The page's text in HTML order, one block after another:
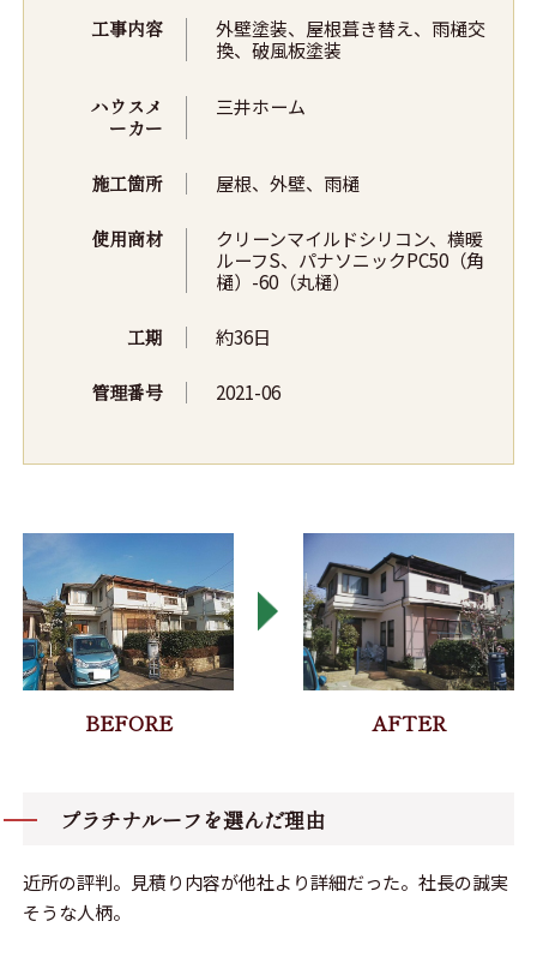
工事内容
外壁塗装、屋根葺き替え、雨樋交
換、破風板塗装
ハウスメ
ーカー
三井ホーム
施工箇所 屋根、外壁、雨樋
使用商材
クリーンマイルドシリコン、横暖
ルーフS、パナソニックPC50（角
樋）-60（丸樋）
工期 約36日
管理番号 2021-06
プラチナルーフを選んだ理由
近所の評判。見積り内容が他社より詳細だった。社長の誠実
そうな人柄。